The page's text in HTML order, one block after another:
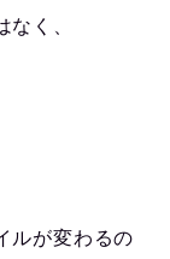
く、
ルが変わるの